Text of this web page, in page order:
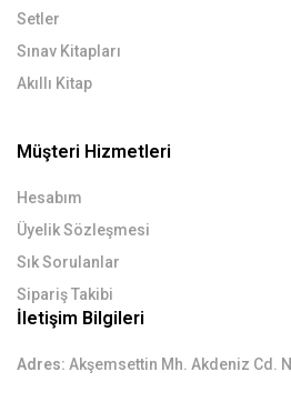
Setler
Sınav Kitapları
Akıllı Kitap
Müşteri Hizmetleri
Hesabım
Üyelik Sözleşmesi
Sık Sorulanlar
Sipariş Takibi
İletişim Bilgileri
Adres: Akşemsettin Mh. Akdeniz Cd.